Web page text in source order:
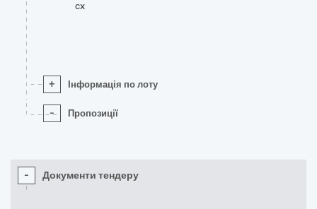
cx
+ Інформація по лоту
- Пропозиції
- Документи тендеру